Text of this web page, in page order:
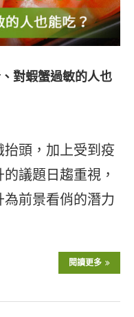
對蝦蟹過敏的人也
頭，加上受到疫
議題日趨重視，
前景看俏的潛力
閱讀更多